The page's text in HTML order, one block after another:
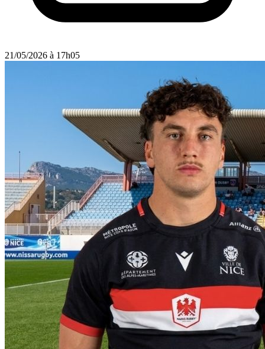
21/05/2026 à 17h05